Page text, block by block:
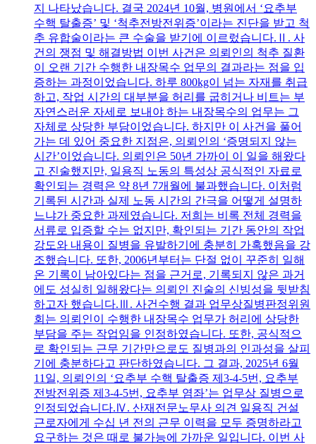
지 나타났습니다. 결국 2024년 10월, 병원에서 ‘요추부
수핵 탈출증’ 및 ‘척추전방전위증’이라는 진단을 받고 척
추 유합술이라는 큰 수술을 받기에 이르렀습니다.Ⅱ. 사
건의 쟁점 및 해결방법 이번 사건은 의뢰인의 척추 질환
이 오랜 기간 수행한 내장목수 업무의 결과라는 점을 입
증하는 과정이었습니다. 하루 800kg이 넘는 자재를 취급
하고, 작업 시간의 대부분을 허리를 굽히거나 비트는 부
자연스러운 자세로 보내야 하는 내장목수의 업무는 그
자체로 상당한 부담이었습니다. 하지만 이 사건을 풀어
가는 데 있어 중요한 지점은, 의뢰인의 ‘증명되지 않는
시간’이었습니다. 의뢰인은 50년 가까이 이 일을 해왔다
고 진술했지만, 일용직 노동의 특성상 공식적인 자료로
확인되는 경력은 약 8년 7개월에 불과했습니다. 이처럼
기록된 시간과 실제 노동 시간의 간극을 어떻게 설명하
느냐가 중요한 과제였습니다. 저희는 비록 전체 경력을
서류로 입증할 수는 없지만, 확인되는 기간 동안의 작업
강도와 내용이 질병을 유발하기에 충분히 가혹했음을 강
조했습니다. 또한, 2006년부터는 단절 없이 꾸준히 일해
온 기록이 남아있다는 점을 근거로, 기록되지 않은 과거
에도 성실히 일해왔다는 의뢰인 진술의 신빙성을 뒷받침
하고자 했습니다.Ⅲ. 사건수행 결과 업무상질병판정위원
회는 의뢰인이 수행한 내장목수 업무가 허리에 상당한
부담을 주는 작업임을 인정하였습니다. 또한, 공식적으
로 확인되는 근무 기간만으로도 질병과의 인과성을 살피
기에 충분하다고 판단하였습니다. 그 결과, 2025년 6월
11일, 의뢰인의 ‘요추부 수핵 탈출증 제3-4-5번, 요추부
전방전위증 제3-4-5번, 요추부 염좌’는 업무상 질병으로
인정되었습니다.Ⅳ. 산재전문노무사 의견 일용직 건설
근로자에게 수십 년 전의 근무 이력을 모두 증명하라고
요구하는 것은 때로 불가능에 가까운 일입니다. 이번 사